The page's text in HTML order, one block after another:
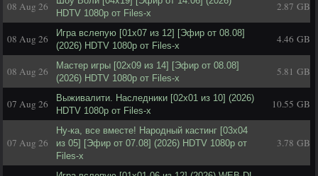
08 Aug 26
HDTV 1080р от Files-x
2.87 GB
08 Aug 26
Игра вслепую [01x07 из 12] [Эфир от 08.08]
(2026) HDTV 1080р от Files-x
4.46 GB
08 Aug 26
Мастер игры [02x09 из 14] [Эфир от 08.08]
(2026) HDTV 1080р от Files-x
5.81 GB
07 Aug 26
Выживалити. Наследники [02x01 из 10] (2026)
HDTV 1080р от Files-x
10.55 GB
07 Aug 26
Ну-ка, все вместе! Народный кастинг [03x04
из 05] [Эфир от 07.08] (2026) HDTV 1080р от
Files-x
3.78 GB